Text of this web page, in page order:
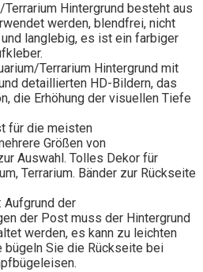
Hintergrund besteht aus
werden, blendfrei, nicht
langlebig, es ist ein farbiger
Terrarium Hintergrund mit
detaillierten HD-Bildern, das
die Erhöhung der visuellen Tiefe
für die meisten
Größen von
Auswahl. Tolles Dekor für
Terrarium. Bänder zur Rückseite
Aufgrund der
der Post muss der Hintergrund
werden, es kann zu leichten
bügeln Sie die Rückseite bei